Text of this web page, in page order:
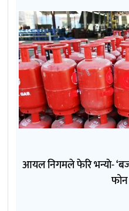
आयल निगमले फेरि भन्याे-
फोन